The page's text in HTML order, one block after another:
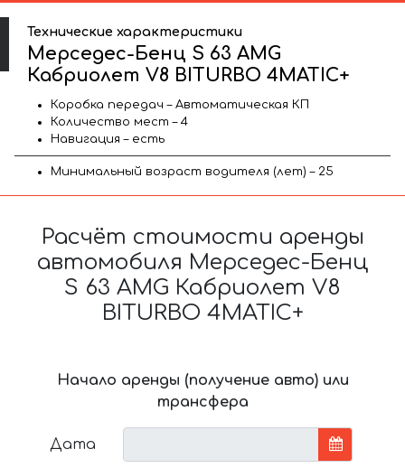
Технические характеристики
Мерседес-Бенц S 63 AMG
Кабриолет V8 BITURBO 4MATIC+
Коробка передач – Автоматическая КП
Количество мест – 4
Навигация – есть
Минимальный возраст водителя (лет) – 25
Расчёт стоимости аренды
автомобиля Мерседес-Бенц
S 63 AMG Кабриолет V8
BITURBO 4MATIC+
Начало аренды (получение авто) или
трансфера
Дата